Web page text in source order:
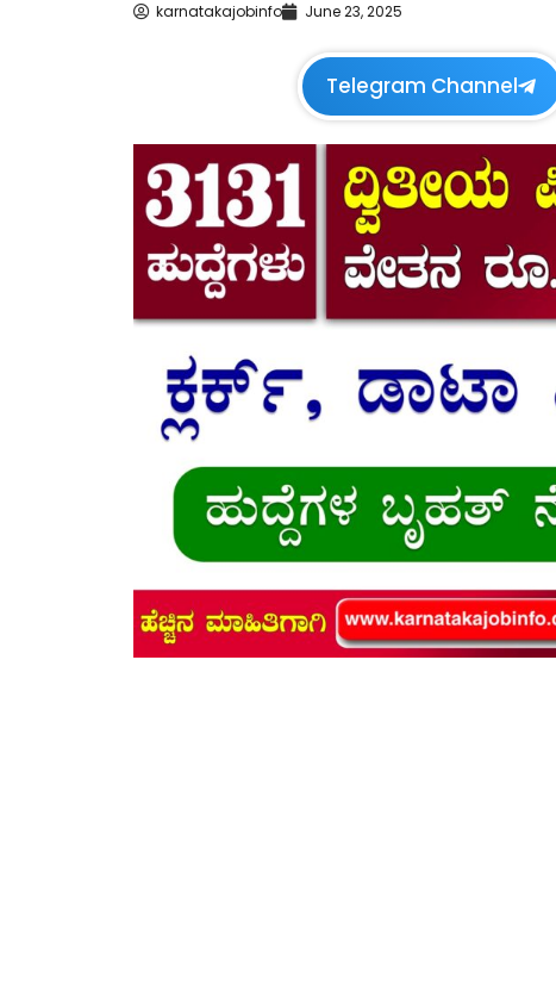
karnatakajobinfo June 23, 2025
Telegram Channel